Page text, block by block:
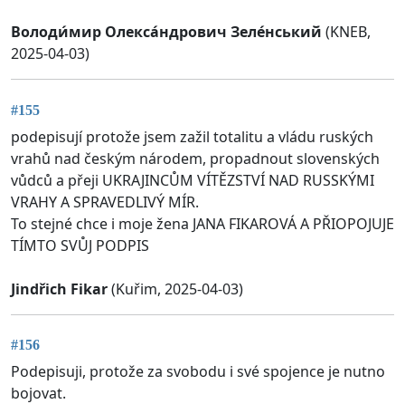
Володи́мир Олекса́ндрович Зеле́нський (KNEB,
2025-04-03)
#155
podepisují protože jsem zažil totalitu a vládu ruských
vrahů nad českým národem, propadnout slovenských
vůdců a přeji UKRAJINCŮM VÍTĚZSTVÍ NAD RUSSKÝMI
VRAHY A SPRAVEDLIVÝ MÍR.
To stejné chce i moje žena JANA FIKAROVÁ A PŘIOPOJUJE
TÍMTO SVŮJ PODPIS
Jindřich Fikar(Kuřim, 2025-04-03)
#156
Podepisuji, protože za svobodu i své spojence je nutno
bojovat.